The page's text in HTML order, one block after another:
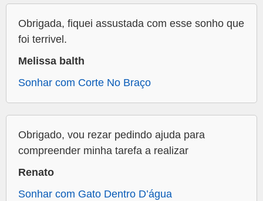
Obrigada, fiquei assustada com esse sonho que
foi terrivel.
Melissa balth
Sonhar com Corte No Braço
Obrigado, vou rezar pedindo ajuda para
compreender minha tarefa a realizar
Renato
Sonhar com Gato Dentro D’água